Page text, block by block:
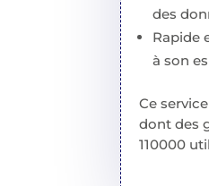
des
Rapide
à son
Ce
dont des
110000